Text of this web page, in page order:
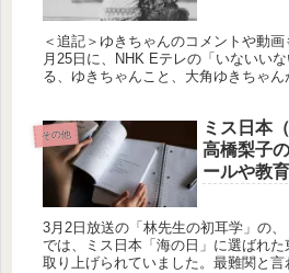
＜追記＞ゆきちゃんのコメントや動
月25日に、NHK Eテレの「いないい
る、ゆきちゃんこと、大角ゆきちゃ
その他
ミス日本
高橋梨子
ールや教
3月2日放送の「林先生の初耳学」の、
では、ミス日本「海の日」に選ばれ
取り上げられていました。最難関と